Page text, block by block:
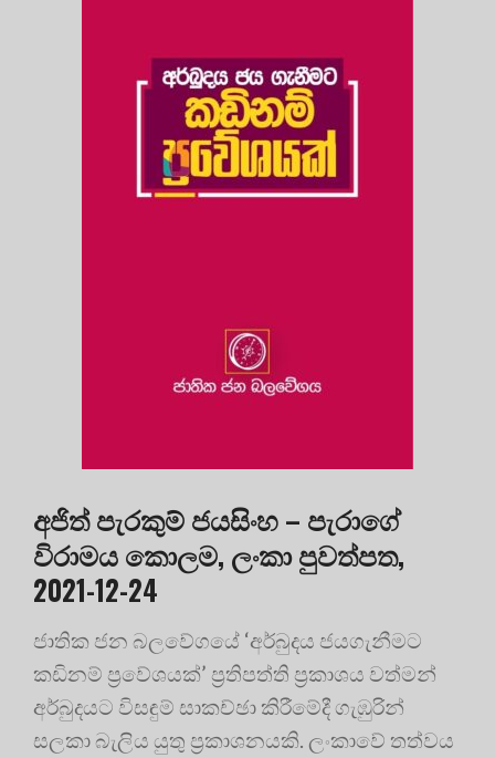
අජිත් පැරකුම් ජයසිංහ – පැරාගේ
විරාමය කොලම, ලංකා පුවත්පත,
2021-12-24
ජාතික ජන බලවේගයේ ‘අර්බුදය ජයගැනීමට
කඩිනම් ප්‍රවේශයක්’ ප්‍රතිපත්ති ප්‍රකාශය වත්මන්
අර්බුදයට විසඳුම් සාකච්ඡා කිරීමේදී ගැඹුරින්
සලකා බැලිය යුතු ප්‍රකාශනයකි. ලංකාවේ තත්වය